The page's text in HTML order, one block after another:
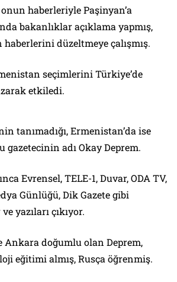
haberleriyle Paşinyan’a
bakanlıklar açıklama yapmış,
düzeltmeye çalışmış.
seçimlerini Türkiye’de
etkiledi.
tanımadığı, Ermenistan’da ise
adı Okay Deprem.
Evrensel, TELE-1, Duvar, ODA TV,
Günlüğü, Dik Gazete gibi
yazıları çıkıyor.
Ankara doğumlu olan Deprem,
eğitimi almış, Rusça öğrenmiş.